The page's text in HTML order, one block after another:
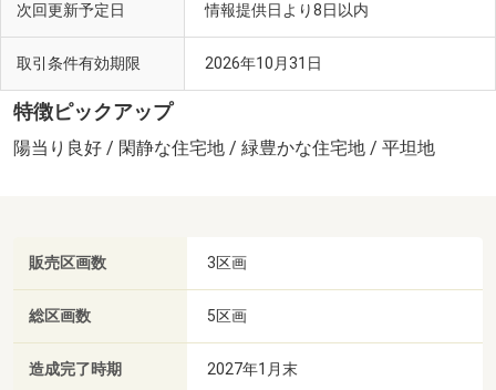
次回更新予定日 情報提供日より8日以内
取引条件有効期限 2026年10月31日
特徴ピックアップ
陽当り良好 / 閑静な住宅地 / 緑豊かな住宅地 / 平坦地
販売区画数 3区画
総区画数 5区画
造成完了時期 2027年1月末